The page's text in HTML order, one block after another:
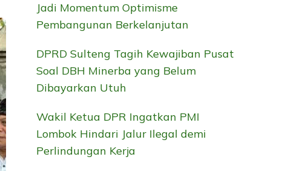
Jadi Momentum Optimisme
Pembangunan Berkelanjutan
DPRD Sulteng Tagih Kewajiban Pusat
Soal DBH Minerba yang Belum
Dibayarkan Utuh
Wakil Ketua DPR Ingatkan PMI
Lombok Hindari Jalur Ilegal demi
Perlindungan Kerja